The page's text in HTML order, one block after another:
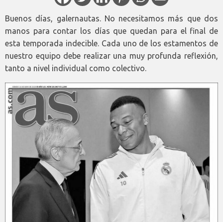
Buenos días, galernautas. No necesitamos más que dos
manos para contar los días que quedan para el final de
esta temporada indecible. Cada uno de los estamentos de
nuestro equipo debe realizar una muy profunda reflexión,
tanto a nivel individual como colectivo.